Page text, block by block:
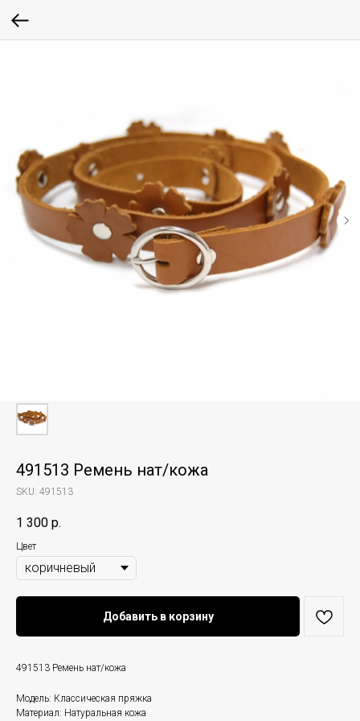
491513 Ремень нат/кожа
SKU: 491513
1 300 р.
Цвет
Добавить в корзину
491513 Ремень нат/кожа
Модель: Классическая пряжка
Материал: Натуральная кожа